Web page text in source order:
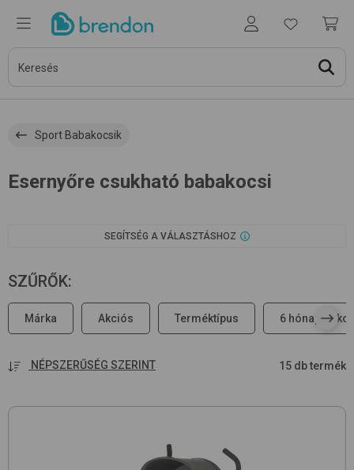
Sport Babakocsik
Esernyőre csukható babakocsi
SEGÍTSÉG A VÁLASZTÁSHOZ
SZŰRŐK:
Márka Akciós Terméktípus 6 hónapos
NÉPSZERŰSÉG SZERINT 15 db termék